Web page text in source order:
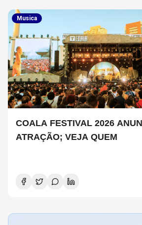
Musica
COALA FESTIVAL 2026
ATRAÇÃO; VEJA QUEM